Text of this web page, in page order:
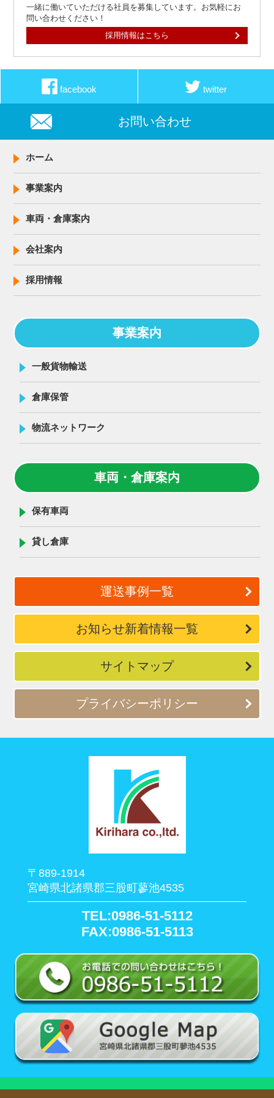
一緒に働いていただける社員を募集しています。お気軽にお
問い合わせください！
採用情報はこちら
facebook twitter
お問い合わせ
ホーム
事業案内
車両・倉庫案内
会社案内
採用情報
事業案内
一般貨物輸送
倉庫保管
物流ネットワーク
車両・倉庫案内
保有車両
貸し倉庫
運送事例一覧
お知らせ新着情報一覧
サイトマップ
プライバシーポリシー
〒889-1914
宮崎県北諸県郡三股町蓼池4535
TEL:0986-51-5112
FAX:0986-51-5113